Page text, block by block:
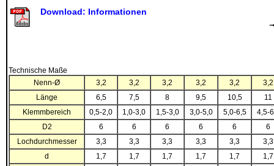
Download: Informationen
Technische Maße
Nenn-Ø
3,2 3,2 3,2 3,2 3,2
3,2
Länge
6,5 7,5 8 9,5 10,5
11
Klemmbereich
0,5-2,0 1,0-3,0 1,5-3,0 3,0-5,0 5,0-6,5
4,5-
D2
6 6 6 6 6
6
Lochdurchmesser
3,3 3,3 3,3 3,3 3,3
3,3
d
1,7 1,7 1,7 1,7 1,7
1,7